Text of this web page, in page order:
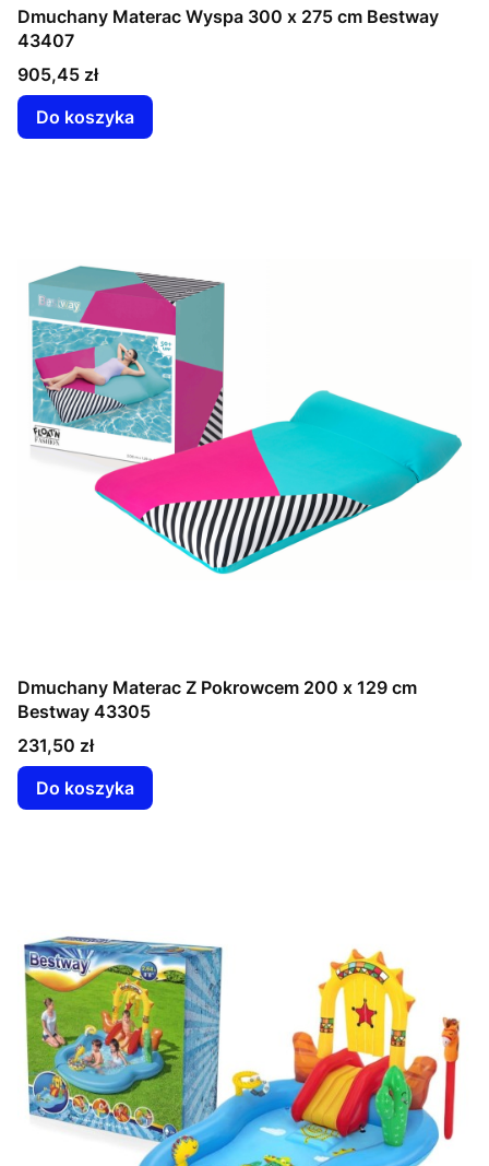
Dmuchany Materac Wyspa 300 x 275 cm Bestway
43407
Cena
905,45 zł
Do koszyka
Dmuchany Materac Z Pokrowcem 200 x 129 cm
Bestway 43305
Cena
231,50 zł
Do koszyka